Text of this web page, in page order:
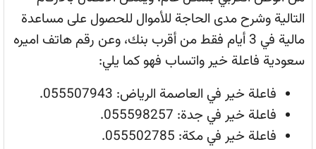
التالية وشرح مدى الحاجة للأموال للحصول على مساعدة
مالية في 3 أيام فقط من أقرب بنك، وعن رقم هاتف اميره
سعودية فاعلة خير واتساب فهو كما يلي:
فاعلة خير في العاصمة الرياض: 055507943.
فاعلة خير في جدة: 055598257.
فاعلة خير في مكة: 055502785.